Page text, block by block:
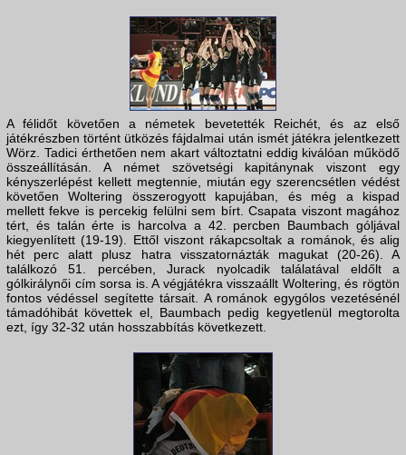
A félidőt követően a németek bevetették Reichét, és az első
játékrészben történt ütközés fájdalmai után ismét játékra jelentkezett
Wörz. Tadici érthetően nem akart változtatni eddig kiválóan működő
összeállításán. A német szövetségi kapitánynak viszont egy
kényszerlépést kellett megtennie, miután egy szerencsétlen védést
követően Woltering összerogyott kapujában, és még a kispad
mellett fekve is percekig felülni sem bírt. Csapata viszont magához
tért, és talán érte is harcolva a 42. percben Baumbach góljával
kiegyenlített (19-19). Ettől viszont rákapcsoltak a románok, és alig
hét perc alatt plusz hatra visszatornázták magukat (20-26). A
találkozó 51. percében, Jurack nyolcadik találatával eldőlt a
gólkirálynői cím sorsa is. A végjátékra visszaállt Woltering, és rögtön
fontos védéssel segítette társait. A románok egygólos vezetésénél
támadóhibát követtek el, Baumbach pedig kegyetlenül megtorolta
ezt, így 32-32 után hosszabbítás következett.